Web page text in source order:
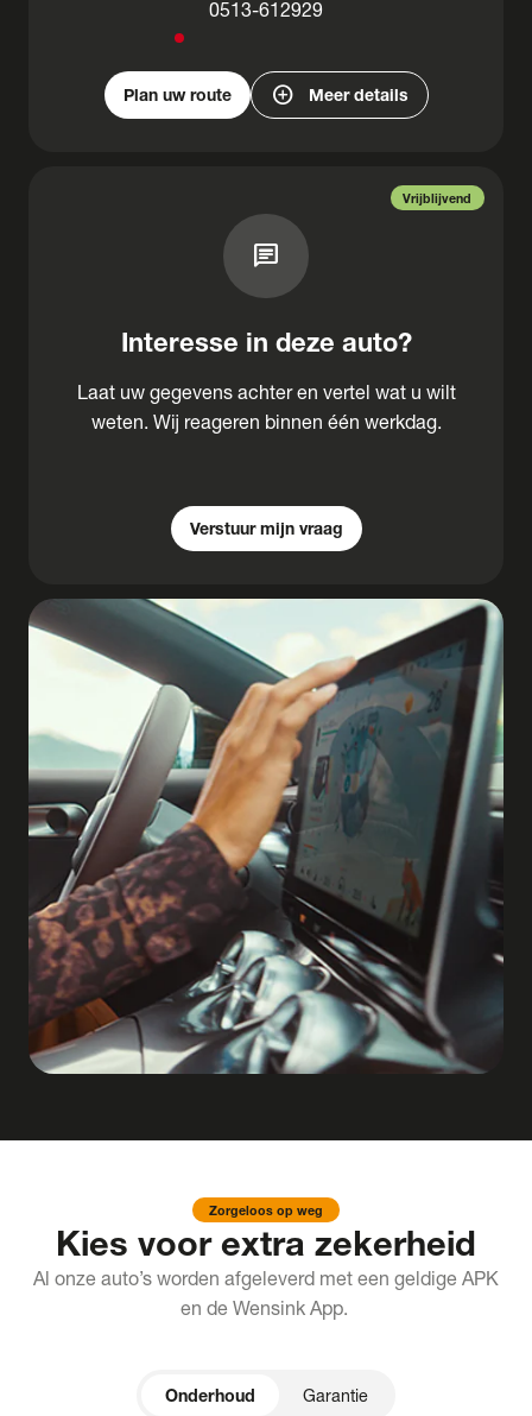
0513-612929
Plan uw route add_circle Meer details
Vrijblijvend
chat
Interesse in deze auto?
Laat uw gegevens achter en vertel wat u wilt
weten. Wij reageren binnen één werkdag.
Verstuur mijn vraag
Zorgeloos op weg
Kies voor extra zekerheid
Al onze auto’s worden afgeleverd met een geldige APK
en de Wensink App.
Onderhoud Garantie